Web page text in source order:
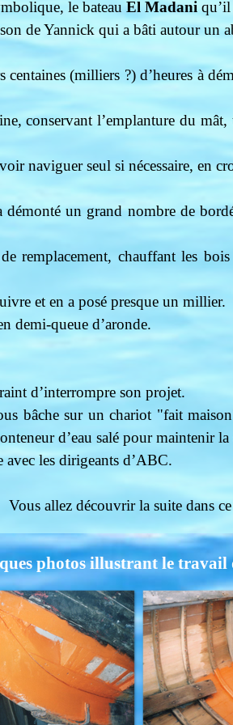
le bateauEl Madani
de Yannick qui a bâti autour un
(milliers ?) d’heures à
conservant l’emplanture du
naviguer seul si nécessaire, en
un grand nombre de
remplacement, chauffant les
et en a posé presque un millier.
demi-queue d’aronde.
d’interrompre son projet.
bâche sur un chariot "fait
d’eau salé pour maintenir
avec les dirigeants d’ABC.
Vous allez découvrir la suite dans
photos illustrant le travail